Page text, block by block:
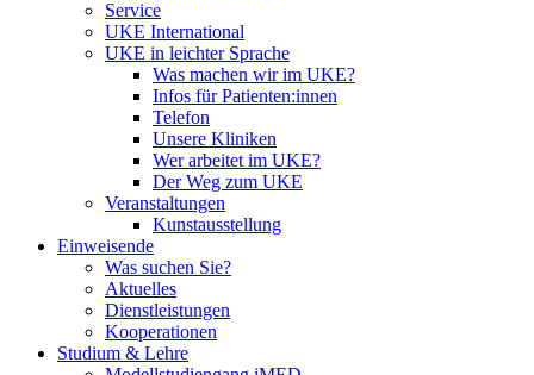
Service
UKE International
UKE in leichter Sprache
Was machen wir im UKE?
Infos für Patienten:innen
Telefon
Unsere Kliniken
Wer arbeitet im UKE?
Der Weg zum UKE
Veranstaltungen
Kunstausstellung
Einweisende
Was suchen Sie?
Aktuelles
Dienstleistungen
Kooperationen
Studium & Lehre